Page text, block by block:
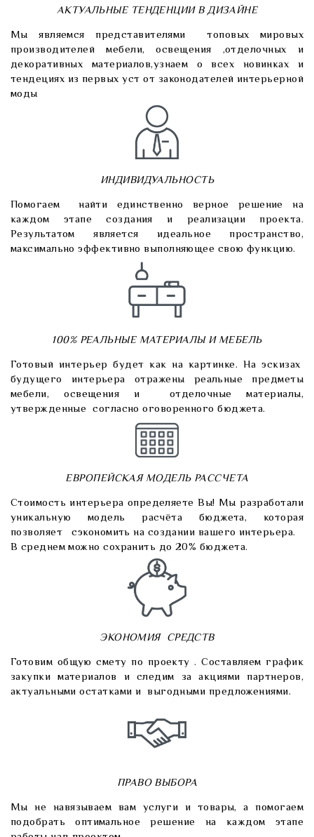
АКТУАЛЬНЫЕ ТЕНДЕНЦИИ В ДИЗАЙНЕ
Мы являемся представителями топовых мировых
производителей мебели, освещения ,отделочных и
декоративных материалов,узнаем о всех новинках и
тендециях из первых уст от законодателей интерьерной
моды
ИНДИВИДУАЛЬНОСТЬ
Помогаем найти единственно верное решение на
каждом этапе создания и реализации проекта.
Результатом является идеальное пространство,
максимально эффективно выполняющее свою функцию.
100% РЕАЛЬНЫЕ МАТЕРИАЛЫ И МЕБЕЛЬ
Готовый интерьер будет как на картинке. На эскизах
будущего интерьера отражены реальные предметы
мебели, освещения и отделочные материалы,
утвержденные согласно оговоренного бюджета.
ЕВРОПЕЙСКАЯ МОДЕЛЬ РАССЧЕТА
Стоимость интерьера определяете Вы! Мы разработали
уникальную модель расчёта бюджета, которая
позволяет сэкономить на создании вашего интерьера.
В среднем можно сохранить до 20% бюджета.
ЭКОНОМИЯ СРЕДСТВ
Готовим общую смету по проекту . Составляем график
закупки материалов и следим за акциями партнеров,
актуальными остатками и выгодными предложениями.
ПРАВО ВЫБОРА
Мы не навязываем вам услуги и товары, а помогаем
подобрать оптимальное решение на каждом этапе